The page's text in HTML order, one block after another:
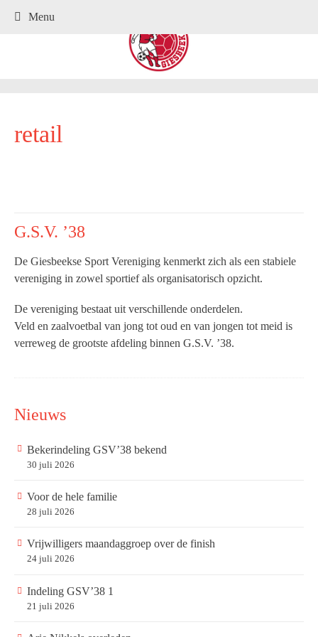
retail
G.S.V. ’38
De Giesbeekse Sport Vereniging kenmerkt zich als een stabiele
vereniging in zowel sportief als organisatorisch opzicht.
De vereniging bestaat uit verschillende onderdelen.
Veld en zaalvoetbal van jong tot oud en van jongen tot meid is
verreweg de grootste afdeling binnen G.S.V. ’38.
Nieuws
Bekerindeling GSV’38 bekend
30 juli 2026
Voor de hele familie
28 juli 2026
Vrijwilligers maandaggroep over de finish
24 juli 2026
Indeling GSV’38 1
21 juli 2026
Menu